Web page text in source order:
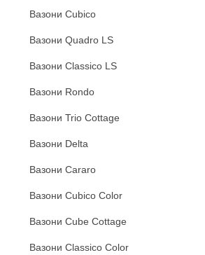
Вазони Cubico
Вазони Quadro LS
Вазони Classico LS
Вазони Rondo
Вазони Trio Cottage
Вазони Delta
Вазони Cararo
Вазони Cubico Color
Вазони Cube Cottage
Вазони Classico Сolor